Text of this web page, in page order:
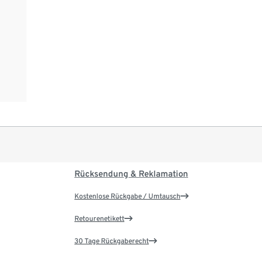
Rücksendung & Reklamation
Kostenlose Rückgabe / Umtausch
Retourenetikett
30 Tage Rückgaberecht